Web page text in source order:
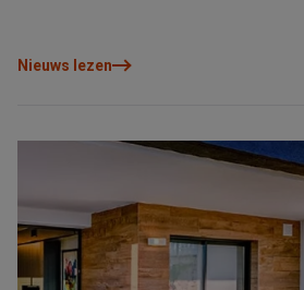
Nieuws lezen